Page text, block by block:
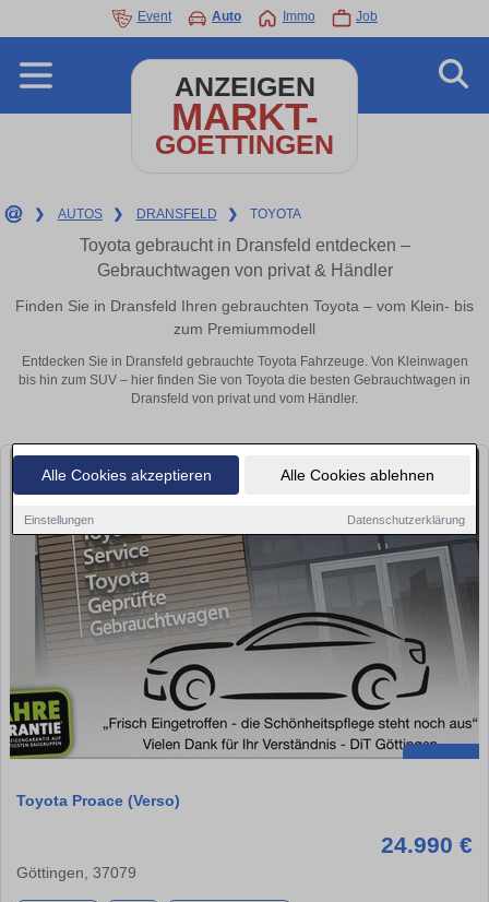
Alle Cookies akzeptieren Alle Cookies ablehnen
Einstellungen Datenschutzerklärung
Event Auto Immo Job
ANZEIGEN
MARKT-
GOETTINGEN
❯ AUTOS ❯ DRANSFELD ❯ TOYOTA
Toyota gebraucht in Dransfeld entdecken –
Gebrauchtwagen von privat & Händler
Finden Sie in Dransfeld Ihren gebrauchten Toyota – vom Klein- bis
zum Premiummodell
Entdecken Sie in Dransfeld gebrauchte Toyota Fahrzeuge. Von Kleinwagen
bis hin zum SUV – hier finden Sie von Toyota die besten Gebrauchtwagen in
Dransfeld von privat und vom Händler.
Toyota Proace (Verso)
24.990 €
Göttingen, 37079